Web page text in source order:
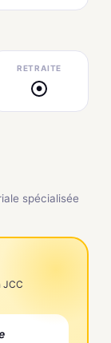
RETRAITE
●
spécialisée
JCC